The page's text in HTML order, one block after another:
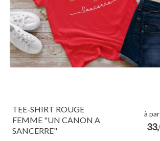
TEE-SHIRT ROUGE
FEMME "UN CANON A
SANCERRE"
à